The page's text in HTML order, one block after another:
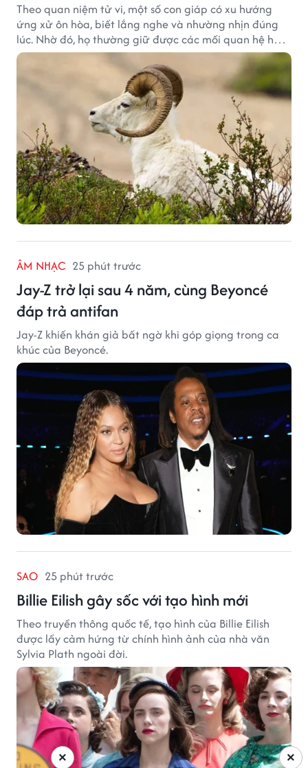
Theo quan niệm tử vi, một số con giáp có xu hướng
ứng xử ôn hòa, biết lắng nghe và nhường nhịn đúng
lúc. Nhờ đó, họ thường giữ được các mối quan hệ hài
hòa và nhận được sự yêu mến từ những người xung
ÂM NHẠC 25 phút trước
Jay-Z trở lại sau 4 năm, cùng Beyoncé
đáp trả antifan
Jay-Z khiến khán giả bất ngờ khi góp giọng trong ca
khúc của Beyoncé.
SAO 25 phút trước
Billie Eilish gây sốc với tạo hình mới
Theo truyền thông quốc tế, tạo hình của Billie Eilish
được lấy cảm hứng từ chính hình ảnh của nhà văn
Sylvia Plath ngoài đời.
×
×